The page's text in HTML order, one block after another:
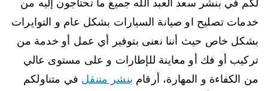
لكم في بنشر سعد العبد الله جميع ما تحتاجون إليه من
خدمات تصليح او صيانة السيارات بشكل عام و التوايرات
بشكل خاص حيث أننا نعنى بتوفير أي عمل أو خدمة من
تركيب أو فك أو معاينة للإطارات و على مستوى عالي
من الكفاءة و المهارة، أرقام بنشر متنقل في متناولكم